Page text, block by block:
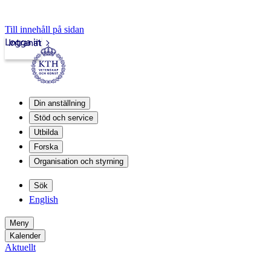
Till innehåll på sidan
Intranät
Logga in
Din anställning
Stöd och service
Utbilda
Forska
Organisation och styrning
Sök
English
Meny
Kalender
Aktuellt